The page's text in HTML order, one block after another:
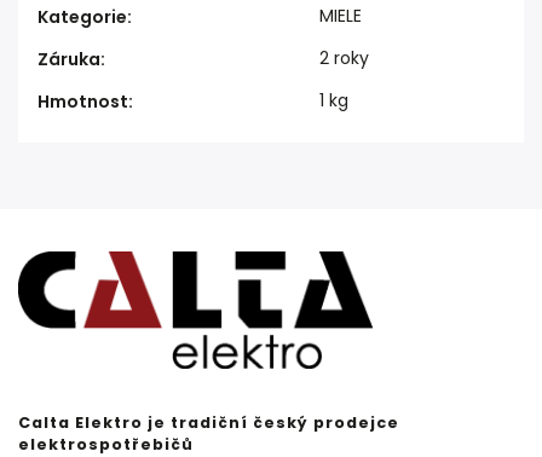
Kategorie:
MIELE
Záruka:
2 roky
Hmotnost: 1 kg
Calta Elektro je tradiční český prodejce
elektrospotřebičů